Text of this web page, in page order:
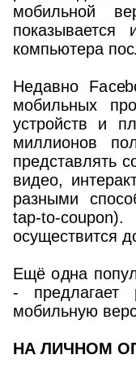
мобильной
компьютера
Недавно
мобильных
устройств и
миллионов
представлять
видео,
разными
tap-to-
осуществится
Ещё одна
- предлагает
мобильную
НА ЛИЧНОМ